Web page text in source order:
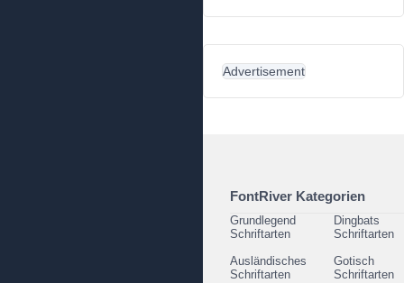
Advertisement
FontRiver Kategorien
Grundlegend
Schriftarten
Dingbats
Schriftarten
Ausländisches
Schriftarten
Gotisch
Schriftarten